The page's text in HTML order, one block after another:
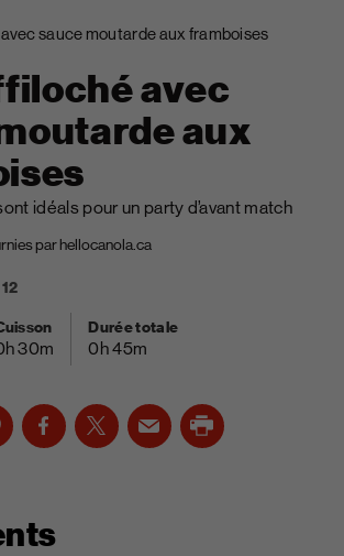
sauce moutarde aux framboises
avec
aux
idéals pour un party d’avant match
par hellocanola.ca
30m
Durée totale
0h 45m